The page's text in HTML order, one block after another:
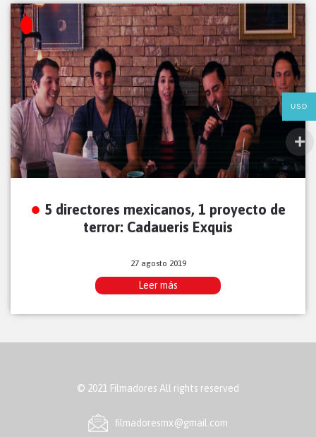
5 directores mexicanos, 1 proyecto de
terror: Cadaueris Exquis
27 agosto 2019
Leer más
© 2021 Filmadores All rights reserved
ﬁlmadoresmx@gmail.com
USD